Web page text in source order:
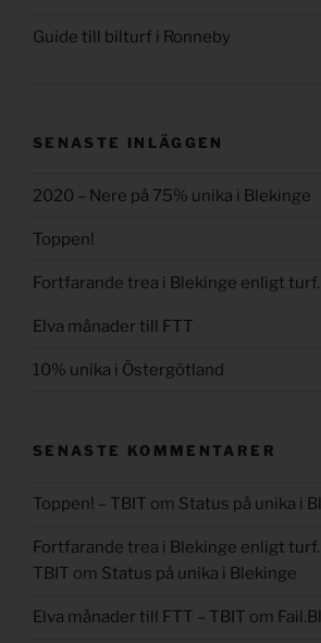
Guide till bilturf i Ronneby
SENASTE INLÄGGEN
2020 – Nere på 75% unika i Blekinge
Toppen!
Fortfarande trea i Blekinge enligt
Elva månader till FTT
10% unika i Östergötland
SENASTE KOMMENTARER
Toppen! – TBIT om Status på unika i
Fortfarande trea i Blekinge enligt
TBIT om Status på unika i Blekinge
Elva månader till FTT – TBIT om